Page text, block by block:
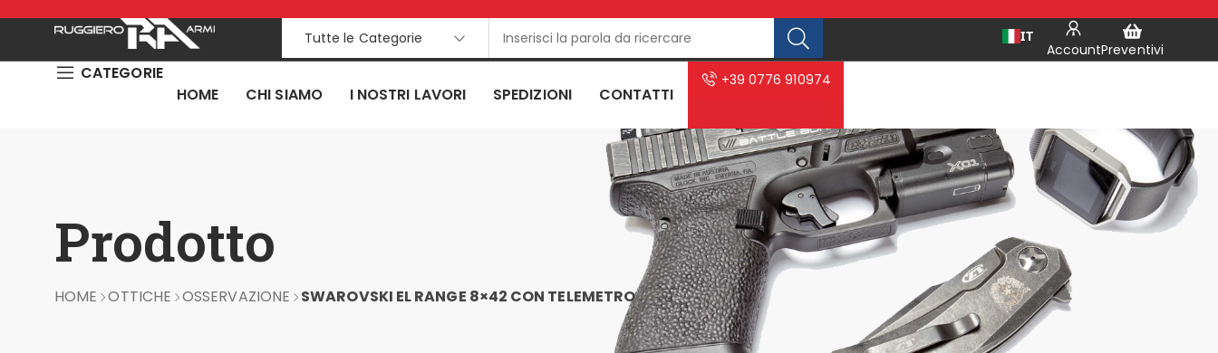
Tutte le Categorie
Preventivi
Account
IT
CATEGORIE
HOME
CHI SIAMO I NOSTRI LAVORI SPEDIZIONI CONTATTI
+39 0776 910974
Prodotto
HOME OTTICHE OSSERVAZIONE SWAROVSKI EL RANGE 8×42 CON TELEMETRO